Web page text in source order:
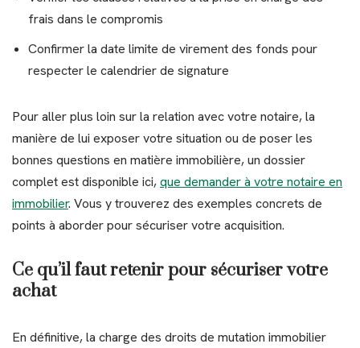
frais dans le compromis
Confirmer la date limite de virement des fonds pour
respecter le calendrier de signature
Pour aller plus loin sur la relation avec votre notaire, la
manière de lui exposer votre situation ou de poser les
bonnes questions en matière immobilière, un dossier
complet est disponible ici,que demander à votre notaire en
immobilier. Vous y trouverez des exemples concrets de
points à aborder pour sécuriser votre acquisition.
Ce qu’il faut retenir pour sécuriser votre
achat
En définitive, la charge des droits de mutation immobilier